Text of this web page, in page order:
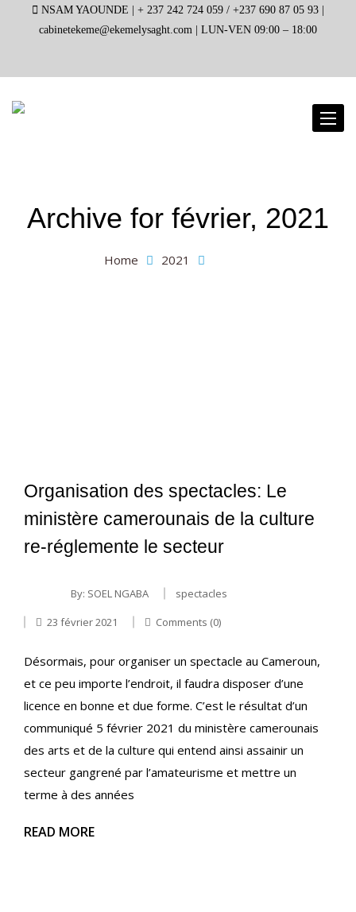
NSAM YAOUNDE | + 237 242 724 059 / +237 690 87 05 93 |
cabinetekeme@ekemelysaght.com | LUN-VEN 09:00 – 18:00
Archive for février, 2021
Home 2021
Organisation des spectacles: Le
ministère camerounais de la culture
re-réglemente le secteur
By: SOEL NGABA
spectacles
23 février 2021
Comments (0)
Désormais, pour organiser un spectacle au Cameroun,
et ce peu importe l’endroit, il faudra disposer d’une
licence en bonne et due forme. C’est le résultat d’un
communiqué 5 février 2021 du ministère camerounais
des arts et de la culture qui entend ainsi assainir un
secteur gangrené par l’amateurisme et mettre un
terme à des années
READ MORE